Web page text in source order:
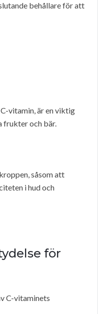
behållare för att
vitamin, är en viktig
frukter och bär.
såsom att
i hud och
för
C-vitaminets